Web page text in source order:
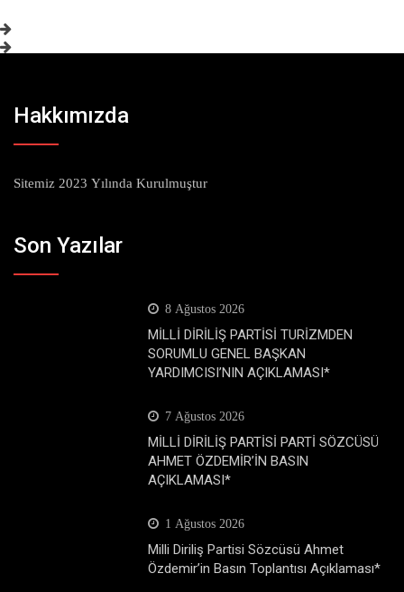
Hakkımızda
Sitemiz 2023 Yılında Kurulmuştur
Son Yazılar
8 Ağustos 2026
MİLLİ DİRİLİŞ PARTİSİ TURİZMDEN
SORUMLU GENEL BAŞKAN
YARDIMCISI’NIN AÇIKLAMASI*
7 Ağustos 2026
MİLLİ DİRİLİŞ PARTİSİ PARTİ SÖZCÜSÜ
AHMET ÖZDEMİR’İN BASIN
AÇIKLAMASI*
1 Ağustos 2026
Milli Diriliş Partisi Sözcüsü Ahmet
Özdemir’in Basın Toplantısı Açıklaması*